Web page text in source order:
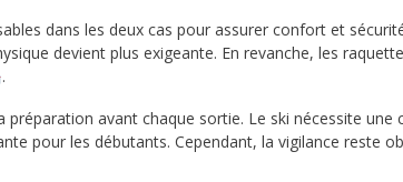
dans les deux cas pour assurer confort et
devient plus exigeante. En revanche, les
.
avant chaque sortie. Le ski nécessite une
pour les débutants. Cependant, la vigilance reste